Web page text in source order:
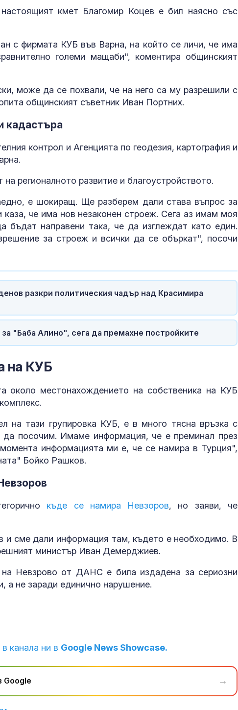
кмет Благомир Коцев е бил наясно със
с фирмата КУБ във Варна, на който се личи, че има
големи мащаби", коментира общинският
може да се похвали, че на него са му разрешили с
общинският съветник Иван Портних.
кадастъра
контрол и Агенцията по геодезия, картография и
регионалното развитие и благоустройството.
е шокиращ. Ще разберем дали става въпрос за
че има нов незаконен строеж. Сега аз имам моя
бъдат направени така, че да изглеждат като един.
за строеж и всички да се объркат", посочи
разкри политическия чадър над Красимира
"Баба Алино", сега да премахне постройките
на КУБ
около местонахождението на собственика на КУБ
на тази групировка КУБ, е в много тясна връзка с
посочим. Имаме информация, че е преминал през
информацията ми е, че се намира в Турция",
Бойко Рашков.
къде се намира Невзоров, но заяви, че
и сме дали информация там, където е необходимо. В
министър Иван Демерджиев.
на Невзрово от ДАНС е била издадена за сериозни
а не заради единично нарушение.
канала ни в Google News Showcase.
Google →